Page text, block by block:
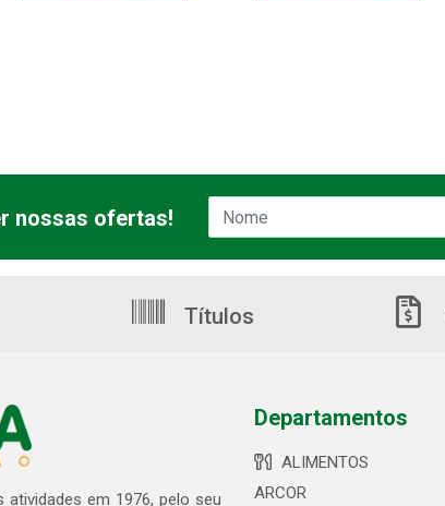
nossas ofertas!
Títulos
atividades em 1976, pelo seu
Departamentos
ALIMENTOS
ARCOR